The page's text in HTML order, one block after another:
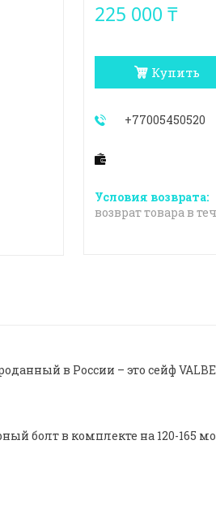
225 000 ₸
Купить
+77005450520
возврат товара в
в России – это сейф
болт в комплекте на 120-165